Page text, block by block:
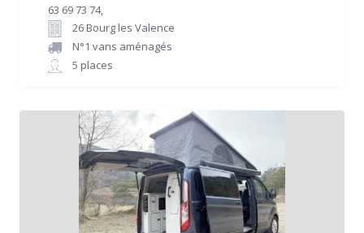
63 69 73 74,
26 Bourg les Valence
N°1 vans aménagés
5 places